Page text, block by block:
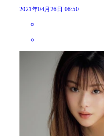
2021年04月26日 06:50